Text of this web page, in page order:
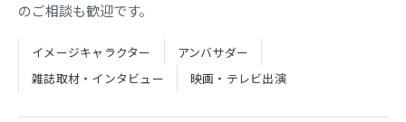
のご相談も歓迎です。
イメージキャラクター
アンバサダー
雑誌取材・インタビュー
映画・テレビ出演